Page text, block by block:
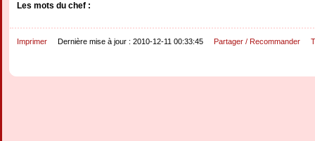
Les mots du chef :
Imprimer Dernière mise à jour : 2010-12-11 00:33:45 Partager / Recommander